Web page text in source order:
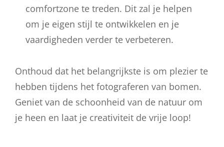
comfortzone te treden. Dit zal je helpen
om je eigen stijl te ontwikkelen en je
vaardigheden verder te verbeteren.
Onthoud dat het belangrijkste is om plezier te
hebben tijdens het fotograferen van bomen.
Geniet van de schoonheid van de natuur om
je heen en laat je creativiteit de vrije loop!